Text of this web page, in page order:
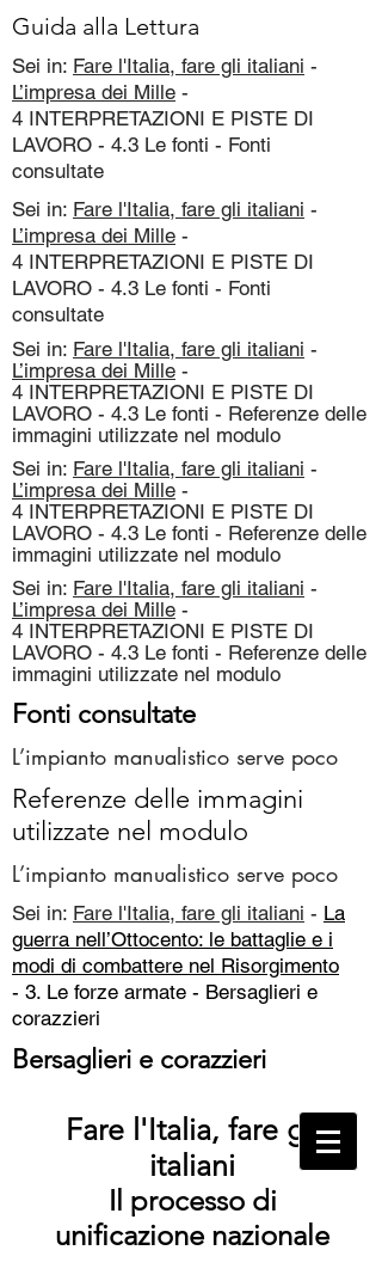
Guida alla Lettura
Sei in: Fare l'Italia, fare gli italiani -
L’impresa dei Mille -
4 INTERPRETAZIONI E PISTE DI
LAVORO - 4.3 Le fonti - Fonti
consultate
Sei in: Fare l'Italia, fare gli italiani -
L’impresa dei Mille -
4 INTERPRETAZIONI E PISTE DI
LAVORO - 4.3 Le fonti - Fonti
consultate
Sei in: Fare l'Italia, fare gli italiani -
L’impresa dei Mille -
4 INTERPRETAZIONI E PISTE DI
LAVORO - 4.3 Le fonti - Referenze delle
immagini utilizzate nel modulo
Sei in: Fare l'Italia, fare gli italiani -
L’impresa dei Mille -
4 INTERPRETAZIONI E PISTE DI
LAVORO - 4.3 Le fonti - Referenze delle
immagini utilizzate nel modulo
Sei in: Fare l'Italia, fare gli italiani -
L’impresa dei Mille -
4 INTERPRETAZIONI E PISTE DI
LAVORO - 4.3 Le fonti - Referenze delle
immagini utilizzate nel modulo
Fonti consultate
L’impianto manualistico serve poco
Referenze delle immagini
utilizzate nel modulo
L’impianto manualistico serve poco
Sei in: Fare l'Italia, fare gli italiani - La
guerra nell’Ottocento: le battaglie e i
modi di combattere nel Risorgimento
- 3. Le forze armate - Bersaglieri e
corazzieri
Bersaglieri e corazzieri
Fare l'Italia, fare gli
italiani
Il processo di
unificazione nazionale